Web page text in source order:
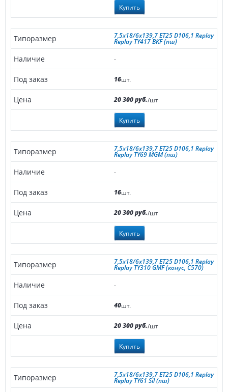
Купить
7,5x18/6x139,7 ET25 D106,1 Replay
Replay TY417 BKF (пш)
-
16шт.
20 300 руб./шт
Купить
7,5x18/6x139,7 ET25 D106,1 Replay
Replay TY69 MGM (пш)
-
16шт.
20 300 руб./шт
Купить
7,5x18/6x139,7 ET25 D106,1 Replay
Replay TY310 GMF (конус, C570)
-
40шт.
20 300 руб./шт
Купить
7,5x18/6x139,7 ET25 D106,1 Replay
Replay TY61 Sil (пш)